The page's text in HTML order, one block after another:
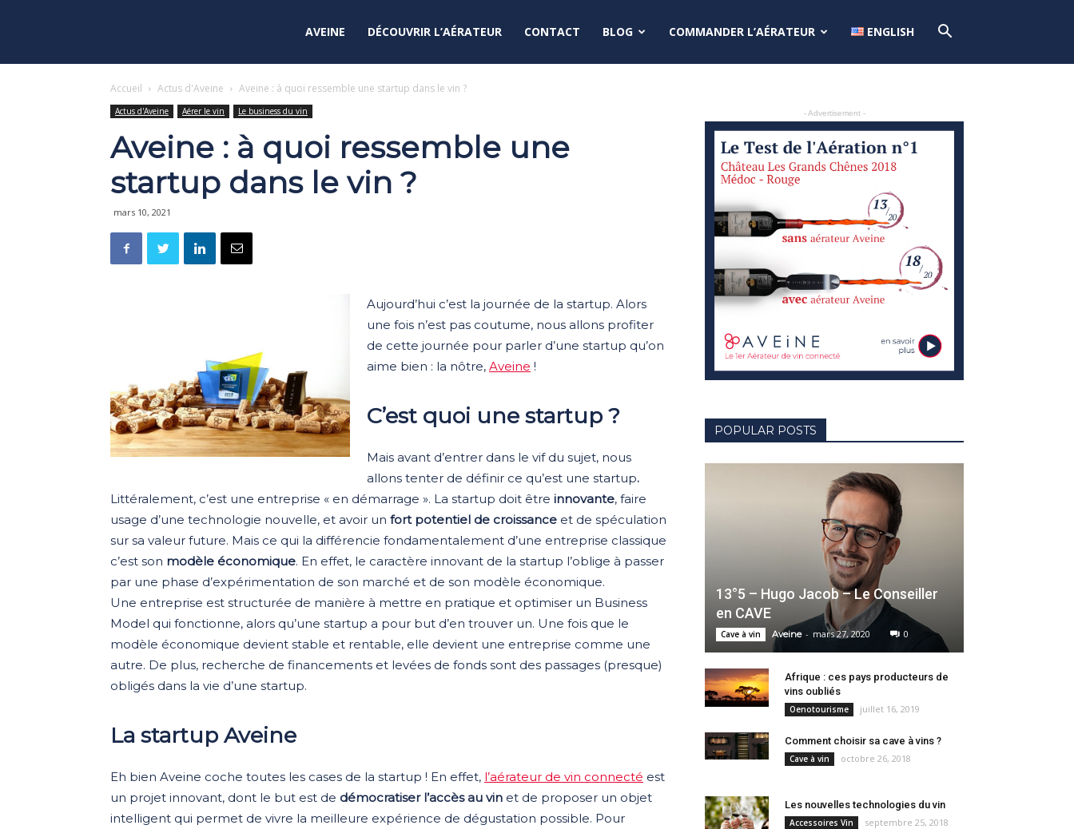
AVEINE DÉCOUVRIR L’AÉRATEUR CONTACT BLOG COMMANDER L’AÉRATEUR ENGLISH
Accueil Actus d'Aveine Aveine : à quoi ressemble une startup dans le vin ?
Actus d'Aveine Aérer le vin Le business du vin
Aveine : à quoi ressemble une
startup dans le vin ?
mars 10, 2021
Aujourd’hui c’est la journée de la startup. Alors
une fois n’est pas coutume, nous allons profiter
de cette journée pour parler d’une startup qu’on
aime bien : la nôtre, Aveine !
C’est quoi une startup ?
Mais avant d’entrer dans le vif du sujet, nous
allons tenter de définir ce qu’est une startup.
Littéralement, c’est une entreprise « en démarrage ». La startup doit être innovante, faire
usage d’une technologie nouvelle, et avoir un fort potentiel de croissance et de spéculation
sur sa valeur future. Mais ce qui la différencie fondamentalement d’une entreprise classique
c’est son modèle économique. En effet, le caractère innovant de la startup l’oblige à passer
par une phase d’expérimentation de son marché et de son modèle économique.
Une entreprise est structurée de manière à mettre en pratique et optimiser un Business
Model qui fonctionne, alors qu’une startup a pour but d’en trouver un. Une fois que le
modèle économique devient stable et rentable, elle devient une entreprise comme une
autre. De plus, recherche de financements et levées de fonds sont des passages (presque)
obligés dans la vie d’une startup.
La startup Aveine
Eh bien Aveine coche toutes les cases de la startup ! En effet, l’aérateur de vin connecté est
un projet innovant, dont le but est de démocratiser l’accès au vin et de proposer un objet
intelligent qui permet de vivre la meilleure expérience de dégustation possible. Pour
- Advertisement -
POPULAR POSTS
13°5 – Hugo Jacob – Le Conseiller
en CAVE
Cave à vin Aveine - mars 27, 2020 0
Afrique : ces pays producteurs de
vins oubliés
Oenotourisme juillet 16, 2019
Comment choisir sa cave à vins ?
Cave à vin octobre 26, 2018
Les nouvelles technologies du vin
Accessoires Vin septembre 25, 2018